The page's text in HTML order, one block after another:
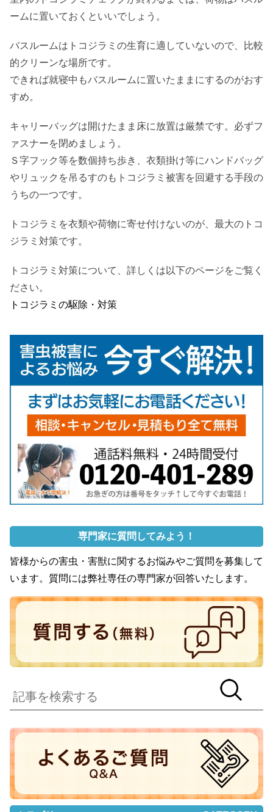
ームに置いておくといいでしょう。
バスルームはトコジラミの生育に適していないので、比較
的クリーンな場所です。
できれば就寝中もバスルームに置いたままにするのがおす
すめ。
キャリーバッグは開けたまま床に放置は厳禁です。必ずフ
ァスナーを閉めましょう。
Ｓ字フック等を数個持ち歩き、衣類掛け等にハンドバッグ
やリュックを吊るすのもトコジラミ被害を回避する手段の
うちの一つです。
トコジラミを衣類や荷物に寄せ付けないのが、最大のトコ
ジラミ対策です。
トコジラミ対策について、詳しくは以下のページをご覧く
ださい。
トコジラミの駆除・対策
専門家に質問してみよう！
皆様からの害虫・害獣に関するお悩みやご質問を募集して
います。質問には弊社専任の専門家が回答いたします。